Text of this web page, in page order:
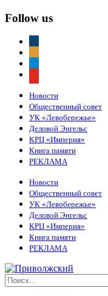
Follow us
Новости
Общественный совет
УК «Левобережье»
Деловой Энгельс
КРЦ «Империя»
Книга памяти
РЕКЛАМА
Новости
Общественный совет
УК «Левобережье»
Деловой Энгельс
КРЦ «Империя»
Книга памяти
РЕКЛАМА